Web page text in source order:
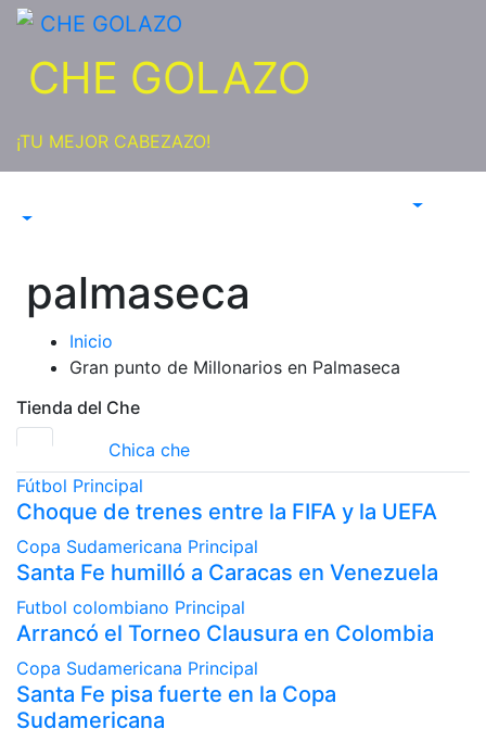
Saltar
contenido
CHE GOLAZO
¡TU MEJOR CABEZAZO!
palmaseca
Inicio
Gran punto de Millonarios en Palmaseca
Tienda del Che
Chica che
Fútbol Principal
Choque de trenes entre la FIFA y la UEFA
Copa Sudamericana Principal
Santa Fe humilló a Caracas en Venezuela
Futbol colombiano Principal
Arrancó el Torneo Clausura en Colombia
Copa Sudamericana Principal
Santa Fe pisa fuerte en la Copa
Sudamericana